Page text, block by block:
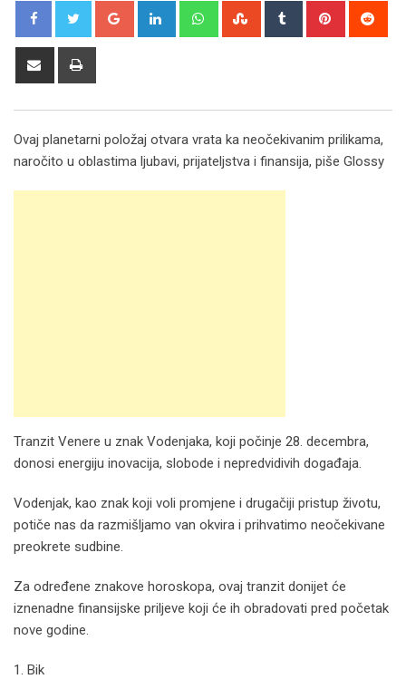
Google+ LinkedIn WhatsappStumbleUpon
Tumblr Pinterest
Share
Ovaj planetarni položaj otvara vrata ka neočekivanim prilikama,
naročito u oblastima ljubavi, prijateljstva i finansija, piše Glossy
Tranzit Venere u znak Vodenjaka, koji počinje 28. decembra,
donosi energiju inovacija, slobode i nepredvidivih događaja.
Vodenjak, kao znak koji voli promjene i drugačiji pristup životu,
potiče nas da razmišljamo van okvira i prihvatimo neočekivane
preokrete sudbine.
Za određene znakove horoskopa, ovaj tranzit donijet će
iznenadne finansijske priljeve koji će ih obradovati pred početak
nove godine.
1. Bik